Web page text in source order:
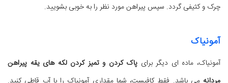
چرک و کثیفی گردد. سپس پیراهن مورد نظر را به خوبی بشویید.
آمونیاک
آمونیاک، ماده ای دیگر برای پاک کردن و تمیز کردن لکه های یقه پیراهن